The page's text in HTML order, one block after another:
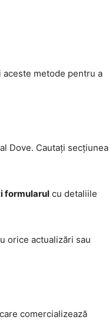
aceste metode pentru a
Dove. Cautați secțiunea
formularul cu detaliile
orice actualizări sau
comercializează